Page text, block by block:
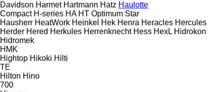
Davidson Harmet Hartmann Hatz Haulotte
Compact H-series HA HT Optimum Star
Hausherr HeatWork Heinkel Hek Henra Heracles Hercules
Herder Hered Herkules Herrenknecht Hess HexL Hidrokon
Hidromek
HMK
Hightop Hikoki Hilti
TE
Hilton Hino
700